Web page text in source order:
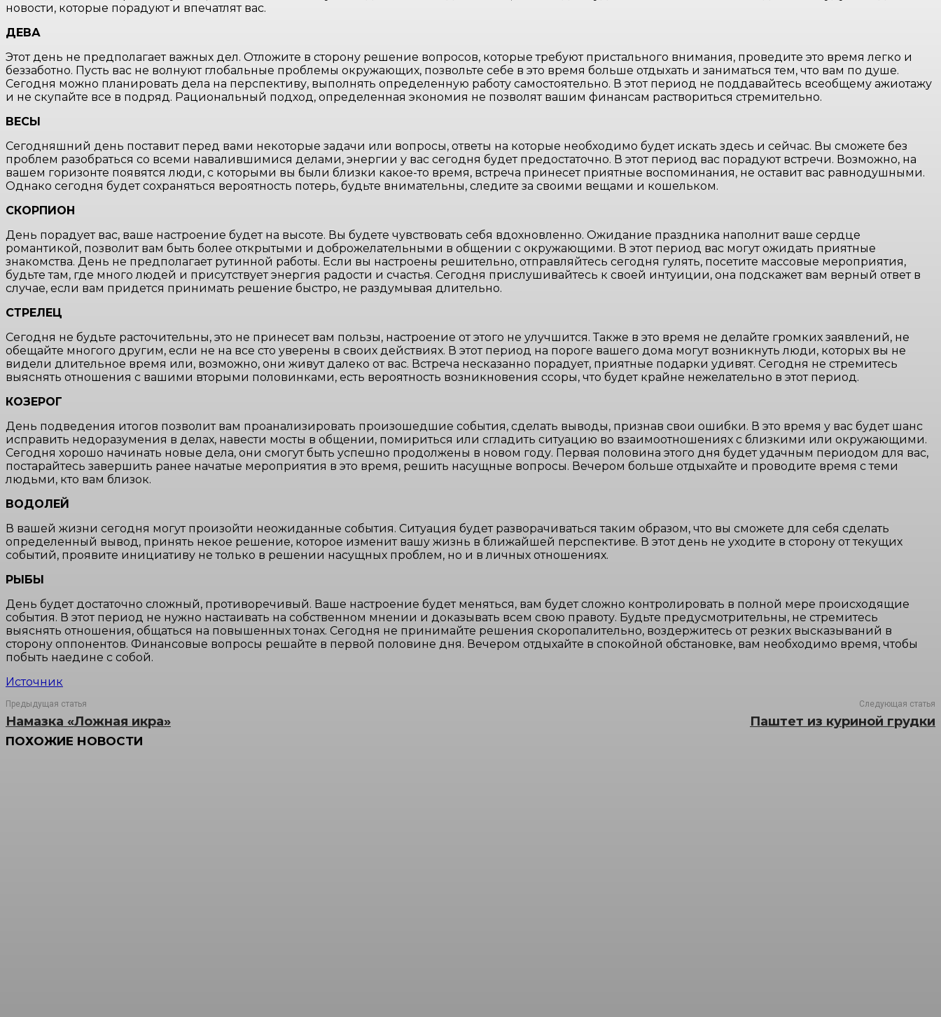
новости, которые порадуют и впечатлят вас.
ДЕВА
Этот день не предполагает важных дел. Отложите в сторону решение вопросов, которые требуют пристального внимания, проведите это время легко и
беззаботно. Пусть вас не волнуют глобальные проблемы окружающих, позвольте себе в это время больше отдыхать и заниматься тем, что вам по душе.
Сегодня можно планировать дела на перспективу, выполнять определенную работу самостоятельно. В этот период не поддавайтесь всеобщему ажиотажу
и не скупайте все в подряд. Рациональный подход, определенная экономия не позволят вашим финансам раствориться стремительно.
ВЕСЫ
Сегодняшний день поставит перед вами некоторые задачи или вопросы, ответы на которые необходимо будет искать здесь и сейчас. Вы сможете без
проблем разобраться со всеми навалившимися делами, энергии у вас сегодня будет предостаточно. В этот период вас порадуют встречи. Возможно, на
вашем горизонте появятся люди, с которыми вы были близки какое-то время, встреча принесет приятные воспоминания, не оставит вас равнодушными.
Однако сегодня будет сохраняться вероятность потерь, будьте внимательны, следите за своими вещами и кошельком.
СКОРПИОН
День порадует вас, ваше настроение будет на высоте. Вы будете чувствовать себя вдохновленно. Ожидание праздника наполнит ваше сердце
романтикой, позволит вам быть более открытыми и доброжелательными в общении с окружающими. В этот период вас могут ожидать приятные
знакомства. День не предполагает рутинной работы. Если вы настроены решительно, отправляйтесь сегодня гулять, посетите массовые мероприятия,
будьте там, где много людей и присутствует энергия радости и счастья. Сегодня прислушивайтесь к своей интуиции, она подскажет вам верный ответ в
случае, если вам придется принимать решение быстро, не раздумывая длительно.
СТРЕЛЕЦ
Сегодня не будьте расточительны, это не принесет вам пользы, настроение от этого не улучшится. Также в это время не делайте громких заявлений, не
обещайте многого другим, если не на все сто уверены в своих действиях. В этот период на пороге вашего дома могут возникнуть люди, которых вы не
видели длительное время или, возможно, они живут далеко от вас. Встреча несказанно порадует, приятные подарки удивят. Сегодня не стремитесь
выяснять отношения с вашими вторыми половинками, есть вероятность возникновения ссоры, что будет крайне нежелательно в этот период.
КОЗЕРОГ
День подведения итогов позволит вам проанализировать произошедшие события, сделать выводы, признав свои ошибки. В это время у вас будет шанс
исправить недоразумения в делах, навести мосты в общении, помириться или сгладить ситуацию во взаимоотношениях с близкими или окружающими.
Сегодня хорошо начинать новые дела, они смогут быть успешно продолжены в новом году. Первая половина этого дня будет удачным периодом для вас,
постарайтесь завершить ранее начатые мероприятия в это время, решить насущные вопросы. Вечером больше отдыхайте и проводите время с теми
людьми, кто вам близок.
ВОДОЛЕЙ
В вашей жизни сегодня могут произойти неожиданные события. Ситуация будет разворачиваться таким образом, что вы сможете для себя сделать
определенный вывод, принять некое решение, которое изменит вашу жизнь в ближайшей перспективе. В этот день не уходите в сторону от текущих
событий, проявите инициативу не только в решении насущных проблем, но и в личных отношениях.
РЫБЫ
День будет достаточно сложный, противоречивый. Ваше настроение будет меняться, вам будет сложно контролировать в полной мере происходящие
события. В этот период не нужно настаивать на собственном мнении и доказывать всем свою правоту. Будьте предусмотрительны, не стремитесь
выяснять отношения, общаться на повышенных тонах. Сегодня не принимайте решения скоропалительно, воздержитесь от резких высказываний в
сторону оппонентов. Финансовые вопросы решайте в первой половине дня. Вечером отдыхайте в спокойной обстановке, вам необходимо время, чтобы
побыть наедине с собой.
Источник
Предыдущая статья
Намазка «Ложная икра»
Следующая статья
Паштет из куриной грудки
ПОХОЖИЕ НОВОСТИ